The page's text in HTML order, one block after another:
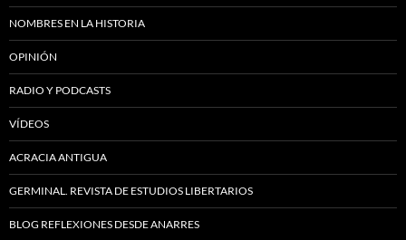
NOMBRES EN LA HISTORIA
OPINIÓN
RADIO Y PODCASTS
VÍDEOS
ACRACIA ANTIGUA
GERMINAL. REVISTA DE ESTUDIOS LIBERTARIOS
BLOG REFLEXIONES DESDE ANARRES